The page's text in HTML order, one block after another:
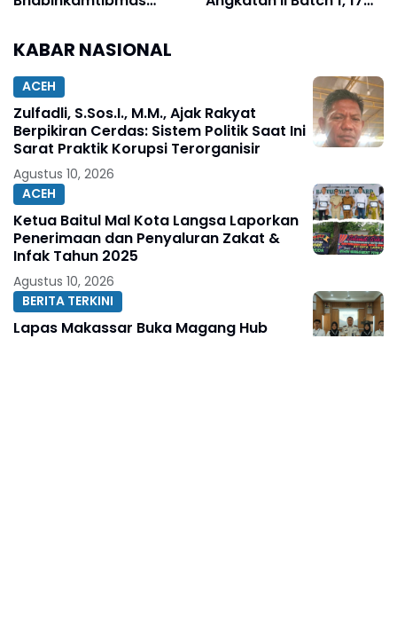
KABAR NASIONAL
ACEH
Zulfadli, S.Sos.I., M.M., Ajak Rakyat
Berpikiran Cerdas: Sistem Politik Saat Ini
Sarat Praktik Korupsi Terorganisir
Agustus 10, 2026
ACEH
Ketua Baitul Mal Kota Langsa Laporkan
Penerimaan dan Penyaluran Zakat &
Infak Tahun 2025
Agustus 10, 2026
BERITA TERKINI
Lapas Makassar Buka Magang Hub